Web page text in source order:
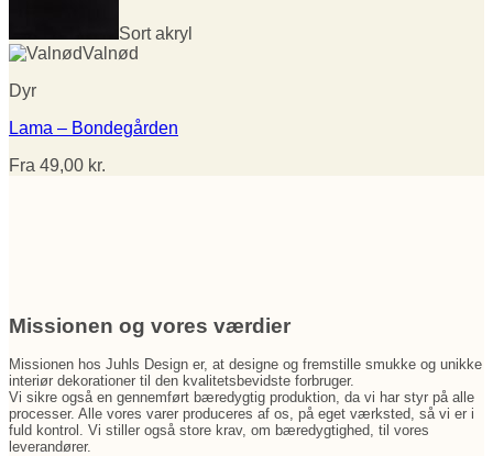
Sort akryl
Valnød
Dyr
Lama – Bondegården
Fra 49,00 kr.
Missionen og vores værdier
Missionen hos Juhls Design er, at designe og fremstille smukke og unikke
interiør dekorationer til den kvalitetsbevidste forbruger.
Vi sikre også en gennemført bæredygtig produktion, da vi har styr på alle
processer. Alle vores varer produceres af os, på eget værksted, så vi er i
fuld kontrol. Vi stiller også store krav, om bæredygtighed, til vores
leverandører.